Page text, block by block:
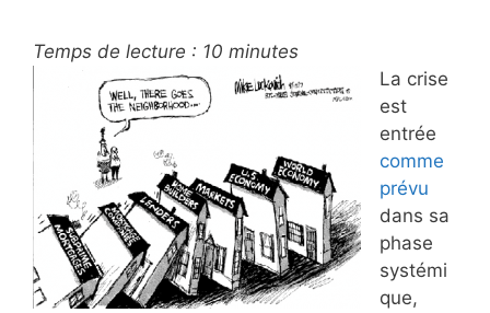
Temps de lecture : 10 minutes
La crise
est
entrée
comme
prévu
dans sa
phase
systémi
que,